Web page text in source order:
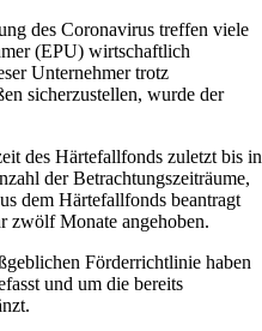
des Coronavirus treffen viele
(EPU) wirtschaftlich
Unternehmer trotz
sicherzustellen, wurde der
des Härtefallfonds zuletzt bis in
der Betrachtungszeiträume,
dem Härtefallfonds beantragt
zwölf Monate angehoben.
Förderrichtlinie haben
und um die bereits